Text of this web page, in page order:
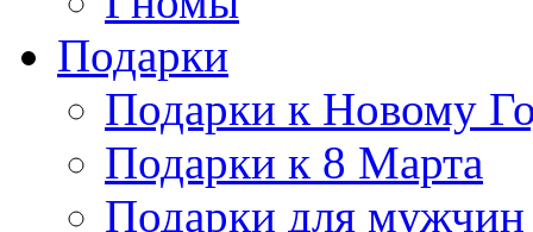
Подарки
Подарки к Новому
Подарки к 8 Марта
Подарки для мужчин